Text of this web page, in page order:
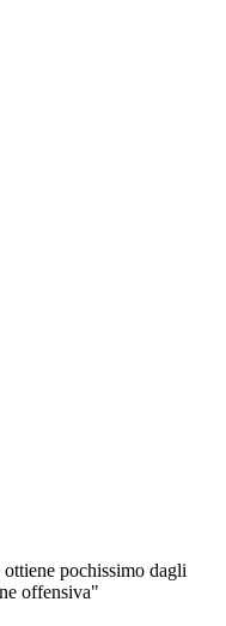
pochissimo dagli
offensiva"